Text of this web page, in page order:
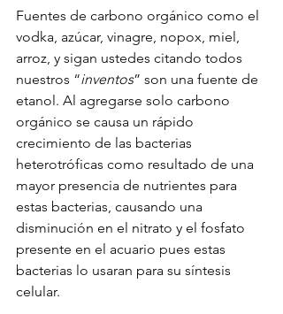
Fuentes de carbono orgánico como el
vodka, azúcar, vinagre, nopox, miel,
arroz, y sigan ustedes citando todos
nuestros “inventos” son una fuente de
etanol. Al agregarse solo carbono
orgánico se causa un rápido
crecimiento de las bacterias
heterotróficas como resultado de una
mayor presencia de nutrientes para
estas bacterias, causando una
disminución en el nitrato y el fosfato
presente en el acuario pues estas
bacterias lo usaran para su síntesis
celular.